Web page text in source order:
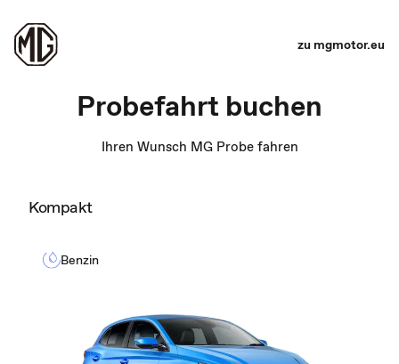
zu mgmotor.eu
Probefahrt buchen
Ihren Wunsch MG Probe fahren
Kompakt
Benzin